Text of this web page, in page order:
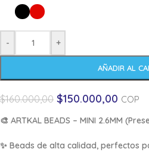
- +
AÑADIR AL
$160.000,00 $150.000,00 COP
🎨 ARTKAL BEADS – MINI 2.6MM
✨ Beads de alta calidad, perfectos